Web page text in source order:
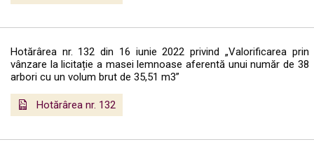
Hotărârea nr. 132 din 16 iunie 2022 privind „Valorificarea prin
vânzare la licitație a masei lemnoase aferentă unui număr de 38
arbori cu un volum brut de 35,51 m3”
Hotărârea nr. 132